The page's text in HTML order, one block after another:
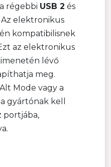
régebbi USB 2 és
elektronikus
kompatibilisnek
az elektronikus
lévő
meg.
Mode vagy a
gyártónak kell
portjába,